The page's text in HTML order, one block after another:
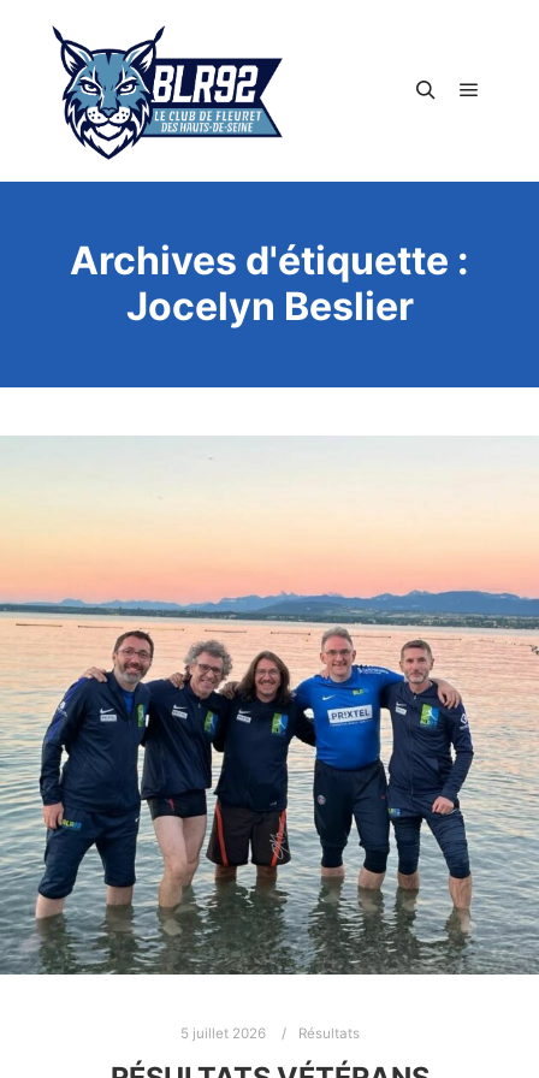
Archives d'étiquette :
Jocelyn Beslier
5 juillet 2026 Résultats